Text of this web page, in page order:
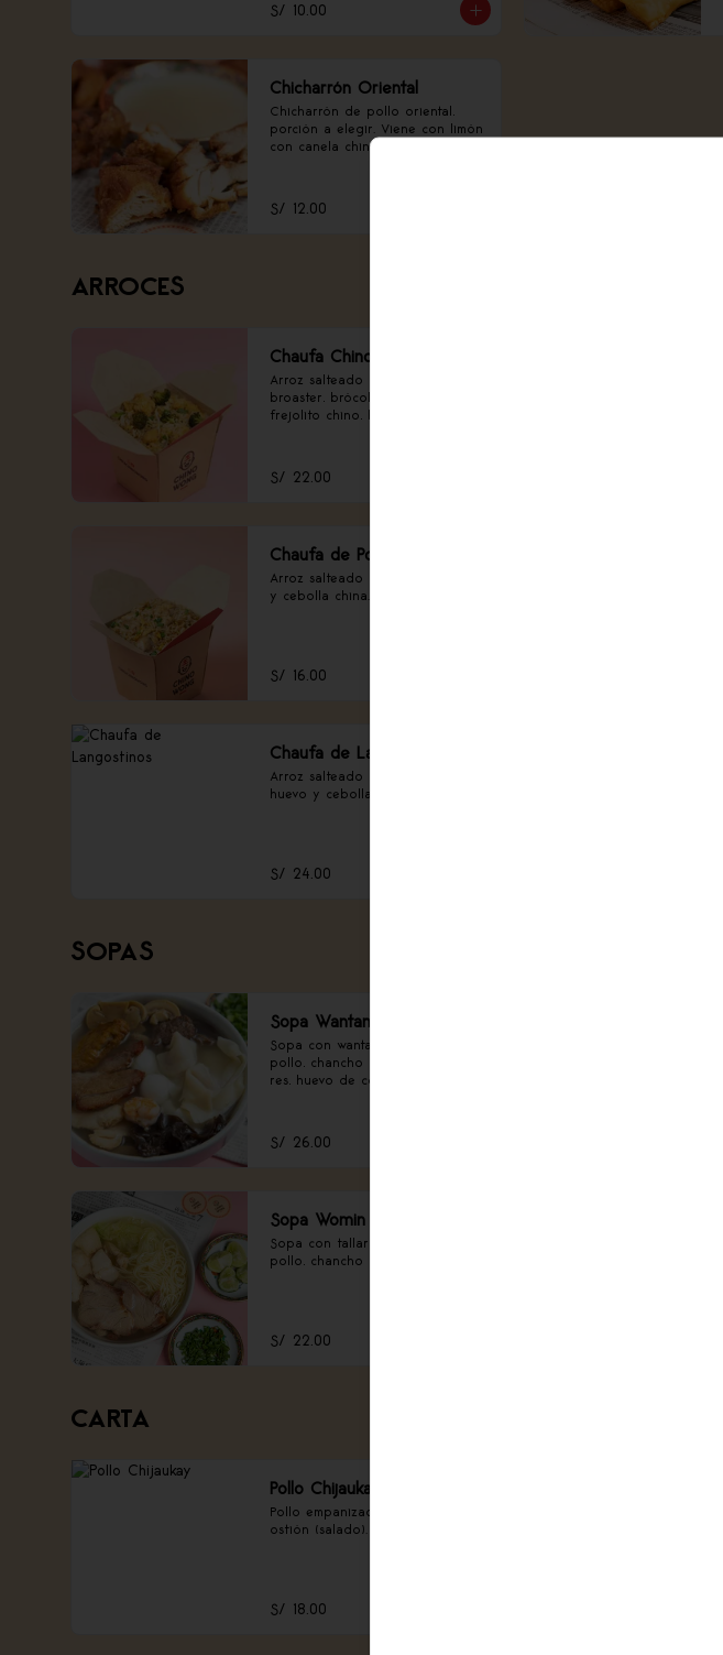
S/ 10.00
Chicharrón Oriental
Chicharrón de pollo oriental,
porción a elegir. Viene con limón
con canela china.
S/ 12.00
ARROCES
Chaufa Chino Wong
Arroz salteado con pollo
broaster, brócoli ahumado,
frejolito chino, huevo y cebolla
S/ 22.00
Chaufa de Pollo
Arroz salteado con pollo, huevo
y cebolla china.
S/ 16.00
Chaufa de Langostinos
Arroz salteado con langostinos,
huevo y cebolla china.
S/ 24.00
SOPAS
Sopa Wantan Especial
Sopa con wantan, pechuga de
pollo, chancho asado, carne de
res, huevo de codorniz, alita al
S/ 26.00
Sopa Womin
Sopa con tallarín, pechuga de
pollo, chancho asado y col china.
S/ 22.00
CARTA
Pollo Chijaukay
Pollo empanizado con salsa
ostión (salado).
S/ 18.00